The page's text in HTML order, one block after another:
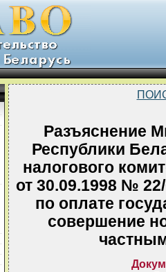
Разъяснение
Республики
налогового
от 30.09.1998 №
по оплате
совершение